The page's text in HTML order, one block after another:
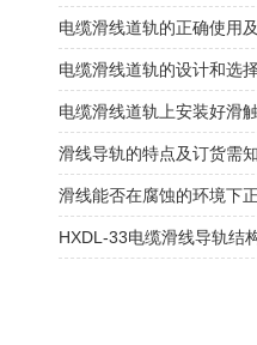
电缆滑线道轨的正确使用
电缆滑线道轨的设计和选
滑线导轨的特点及订货需知
滑线能否在腐蚀的环境下
HXDL-33电缆滑线导轨结